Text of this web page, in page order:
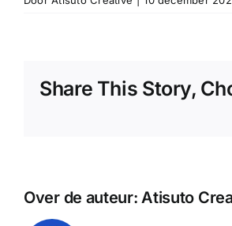
Share This Story,
Over de auteur:Atisuto